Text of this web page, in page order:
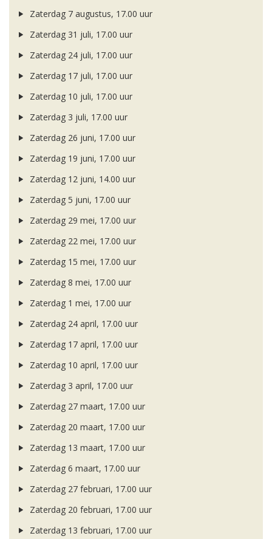
Zaterdag 7 augustus, 17.00 uur
Zaterdag 31 juli, 17.00 uur
Zaterdag 24 juli, 17.00 uur
Zaterdag 17 juli, 17.00 uur
Zaterdag 10 juli, 17.00 uur
Zaterdag 3 juli, 17.00 uur
Zaterdag 26 juni, 17.00 uur
Zaterdag 19 juni, 17.00 uur
Zaterdag 12 juni, 14.00 uur
Zaterdag 5 juni, 17.00 uur
Zaterdag 29 mei, 17.00 uur
Zaterdag 22 mei, 17.00 uur
Zaterdag 15 mei, 17.00 uur
Zaterdag 8 mei, 17.00 uur
Zaterdag 1 mei, 17.00 uur
Zaterdag 24 april, 17.00 uur
Zaterdag 17 april, 17.00 uur
Zaterdag 10 april, 17.00 uur
Zaterdag 3 april, 17.00 uur
Zaterdag 27 maart, 17.00 uur
Zaterdag 20 maart, 17.00 uur
Zaterdag 13 maart, 17.00 uur
Zaterdag 6 maart, 17.00 uur
Zaterdag 27 februari, 17.00 uur
Zaterdag 20 februari, 17.00 uur
Zaterdag 13 februari, 17.00 uur